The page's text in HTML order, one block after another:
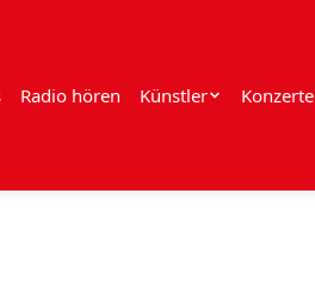
Radio hören Künstler Konzerte